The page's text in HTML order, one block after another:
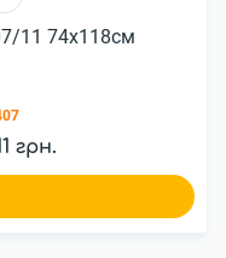
11 74x118см
грн.